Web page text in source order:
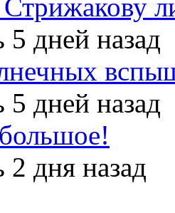
5 дней назад
5 дней назад
2 дня назад